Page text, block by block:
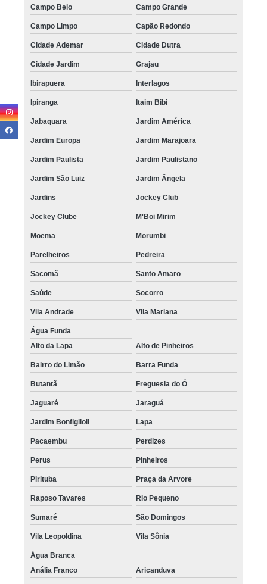
Campo Belo Campo Grande
Campo Limpo Capão Redondo
Cidade Ademar Cidade Dutra
Cidade Jardim Grajau
Ibirapuera Interlagos
Ipiranga Itaim Bibi
Jabaquara Jardim América
Jardim Europa Jardim Marajoara
Jardim Paulista Jardim Paulistano
Jardim São Luiz Jardim Ângela
Jardins Jockey Club
Jockey Clube M'Boi Mirim
Moema Morumbi
Parelheiros Pedreira
Sacomã Santo Amaro
Saúde Socorro
Vila Andrade Vila Mariana
Água Funda
Alto da Lapa
Alto de Pinheiros
Bairro do Limão Barra Funda
Butantã Freguesia do Ó
Jaguaré Jaraguá
Jardim Bonfiglioli Lapa
Pacaembu Perdizes
Perus Pinheiros
Pirituba Praça da Arvore
Raposo Tavares Rio Pequeno
Sumaré São Domingos
Vila Leopoldina Vila Sônia
Água Branca
Anália Franco
Aricanduva